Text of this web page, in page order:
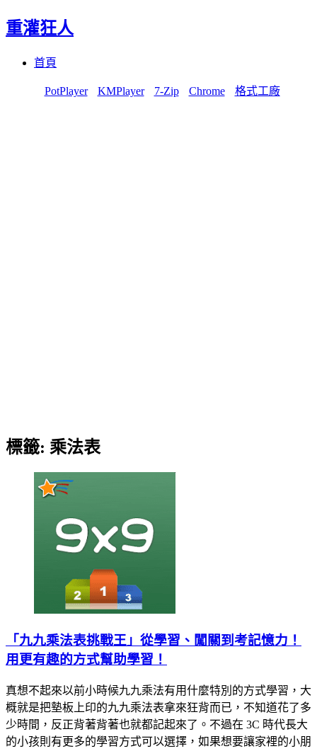
重灌狂人
首頁
PotPlayer KMPlayer 7-Zip Chrome 格式工廠
標籤: 乘法表
「九九乘法表挑戰王」從學習、闖關到考記憶力！
用更有趣的方式幫助學習！
真想不起來以前小時候九九乘法有用什麼特別的方式學習，大
概就是把墊板上印的九九乘法表拿來狂背而已，不知道花了多
少時間，反正背著背著也就都記起來了。不過在 3C 時代長大
的小孩則有更多的學習方式可以選擇，如果想要讓家裡的小朋